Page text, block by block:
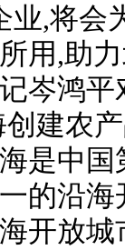
业,将会
用,助
岑鸿
建农
是中
的沿
开放